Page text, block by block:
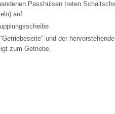
Passhülsen treten
auf.
und der hervorstehende
zum Getriebe.